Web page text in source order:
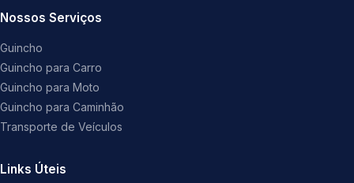
Nossos Serviços
Guincho
Guincho para Carro
Guincho para Moto
Guincho para Caminhão
Transporte de Veículos
Links Úteis